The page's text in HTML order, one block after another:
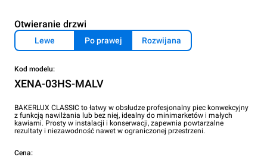
Otwieranie drzwi
Lewe Po prawej Rozwijana
Kod modelu:
XENA-03HS-MALV
BAKERLUX CLASSIC to łatwy w obsłudze profesjonalny piec konwekcyjny
z funkcją nawilżania lub bez niej, idealny do minimarketów i małych
kawiarni. Prosty w instalacji i konserwacji, zapewnia powtarzalne
rezultaty i niezawodność nawet w ograniczonej przestrzeni.
Cena: